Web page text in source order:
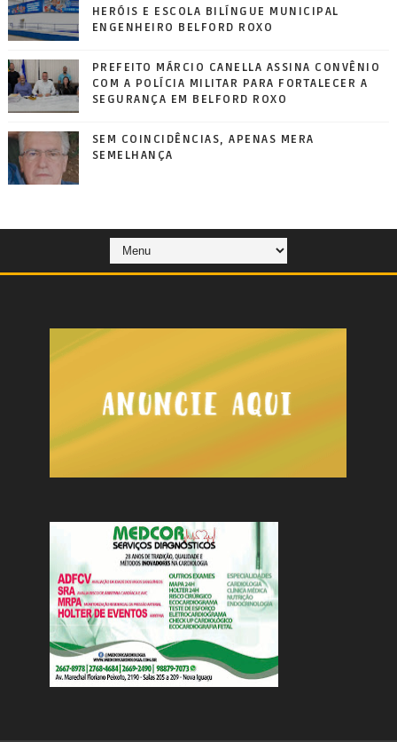
HERÓIS E ESCOLA BILÍNGUE MUNICIPAL
ENGENHEIRO BELFORD ROXO
PREFEITO MÁRCIO CANELLA ASSINA CONVÊNIO
COM A POLÍCIA MILITAR PARA FORTALECER A
SEGURANÇA EM BELFORD ROXO
SEM COINCIDÊNCIAS, APENAS MERA
SEMELHANÇA